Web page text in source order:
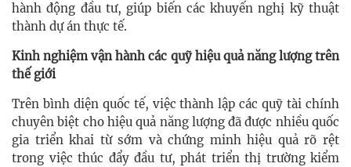
hành động đầu tư, giúp biến các khuyến nghị kỹ thuật
thành dự án thực tế.
Kinh nghiệm vận hành các quỹ hiệu quả năng lượng trên
thế giới
Trên bình diện quốc tế, việc thành lập các quỹ tài chính
chuyên biệt cho hiệu quả năng lượng đã được nhiều quốc
gia triển khai từ sớm và chứng minh hiệu quả rõ rệt
trong việc thúc đẩy đầu tư, phát triển thị trường kiểm